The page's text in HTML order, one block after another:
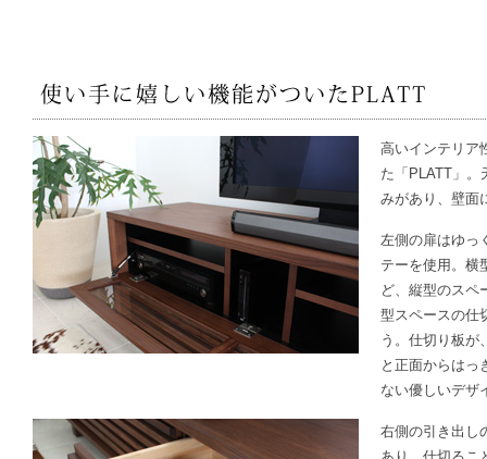
高いインテリア
た「PLATT」。
みがあり、壁面
左側の扉はゆっ
テーを使用。横
ど、縦型のスペ
型スペースの仕
う。仕切り板が
と正面からはっ
ない優しいデザ
右側の引き出し